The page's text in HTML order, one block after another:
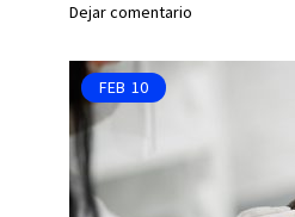
Dejar comentario
FEB 10